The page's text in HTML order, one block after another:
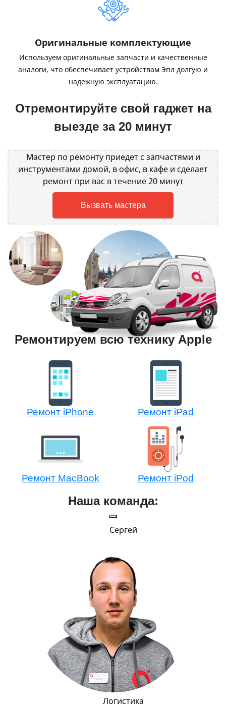
Оригинальные комплектующие
Используем оригинальные запчасти и качественные
аналоги, что обеспечивает устройствам Эпл долгую и
надежную эксплуатацию.
Отремонтируйте свой гаджет на
выезде за 20 минут
Мастер по ремонту приедет с запчастями и
инструментами домой, в офис, в кафе и сделает
ремонт при вас в течение 20 минут
Вызвать мастера
Ремонтируем всю технику Apple
Ремонт iPhone Ремонт iPad
Ремонт MacBook Ремонт iPod
Наша команда:
Сергей
Логистика